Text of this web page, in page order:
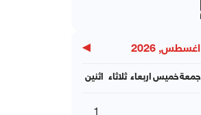
اغسطس, 2026 ▶
اثنين ثلاثاء اربعاءخميسجمعة
1